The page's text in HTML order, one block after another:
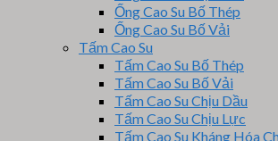
Ống Cao Su Bố Thép
Ống Cao Su Bố Vải
Tấm Cao Su
Tấm Cao Su Bố Thép
Tấm Cao Su Bố Vải
Tấm Cao Su Chịu Dầu
Tấm Cao Su Chịu Lực
Tấm Cao Su Kháng Hóa